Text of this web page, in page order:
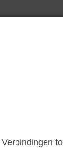
Verbindingen